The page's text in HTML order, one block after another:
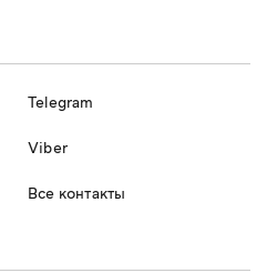
Telegram
Viber
Все контакты